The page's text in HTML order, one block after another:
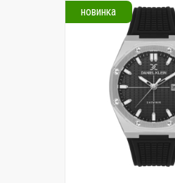
новинка